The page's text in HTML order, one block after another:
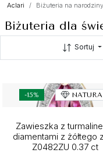
Aclari Biżuteria na
Biżuteria dla
Sortuj
-15%
Zawieszka z
diamentami z żółtego
Z0482ZU 0.37 ct